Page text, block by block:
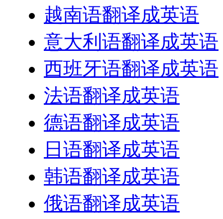
越南语翻译成英语
意大利语翻译成英语
西班牙语翻译成英语
法语翻译成英语
德语翻译成英语
日语翻译成英语
韩语翻译成英语
俄语翻译成英语